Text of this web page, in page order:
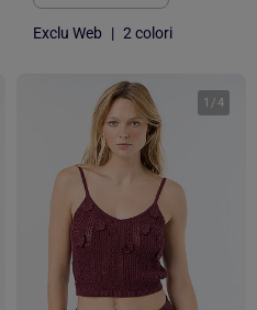
Exclu Web | 2 colori
1 /4